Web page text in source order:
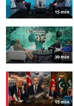
15 min
30 min
15 min